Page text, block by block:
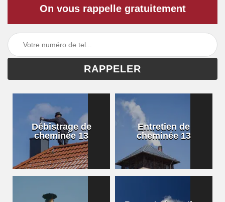
On vous rappelle gratuitement
Débistrage de
cheminée 13
Entretien de
cheminée 13